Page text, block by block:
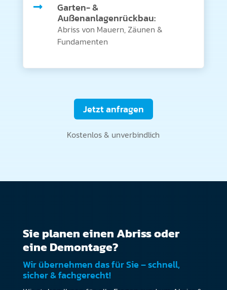
 Garten- &
Außenanlagenrückbau:
Abriss von Mauern, Zäunen &
Fundamenten
Jetzt anfragen
Kostenlos & unverbindlich
Sie planen einen Abriss oder
eine Demontage?
Wir übernehmen das für Sie – schnell,
sicher & fachgerecht!